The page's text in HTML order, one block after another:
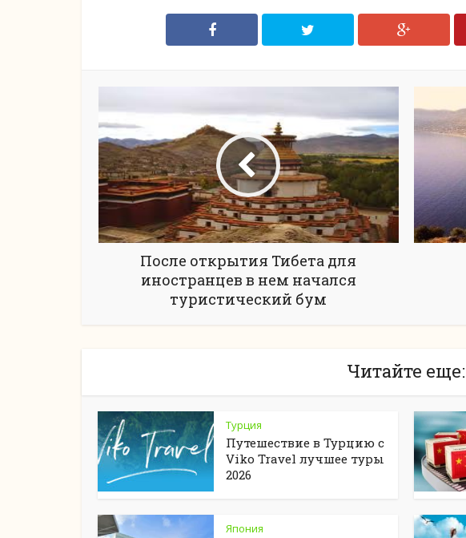
После открытия Тибета для
иностранцев в нем начался
туристический бум
Читайте еще:
Турция
Путешествие в Турцию с
Viko Travel лучшее туры
2026
Япония